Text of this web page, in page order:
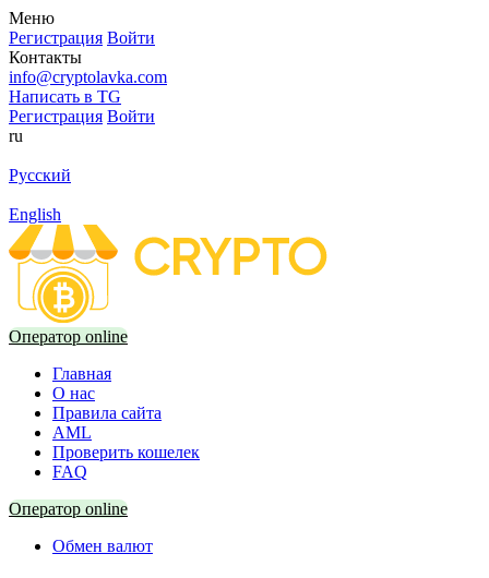
Меню
Регистрация Войти
Контакты
info@cryptolavka.com
Написать в TG
Регистрация Войти
ru
Русский
English
Оператор online
Главная
О нас
Правила сайта
AML
Проверить кошелек
FAQ
Оператор online
Обмен валют